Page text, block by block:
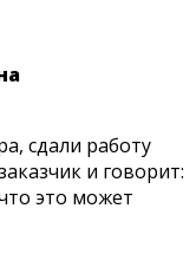
сдали работу
и говорит:
это может